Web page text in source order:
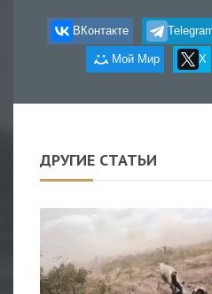
ВКонтакте
Мой Мир X
ДРУГИЕ СТАТЬИ